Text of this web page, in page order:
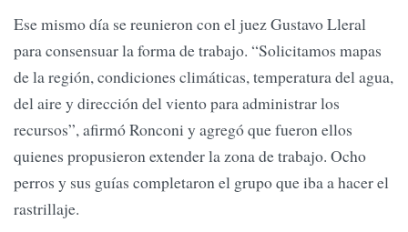
Ese mismo día se reunieron con el juez Gustavo Lleral
para consensuar la forma de trabajo. “Solicitamos mapas
de la región, condiciones climáticas, temperatura del agua,
del aire y dirección del viento para administrar los
recursos”, afirmó Ronconi y agregó que fueron ellos
quienes propusieron extender la zona de trabajo. Ocho
perros y sus guías completaron el grupo que iba a hacer el
rastrillaje.